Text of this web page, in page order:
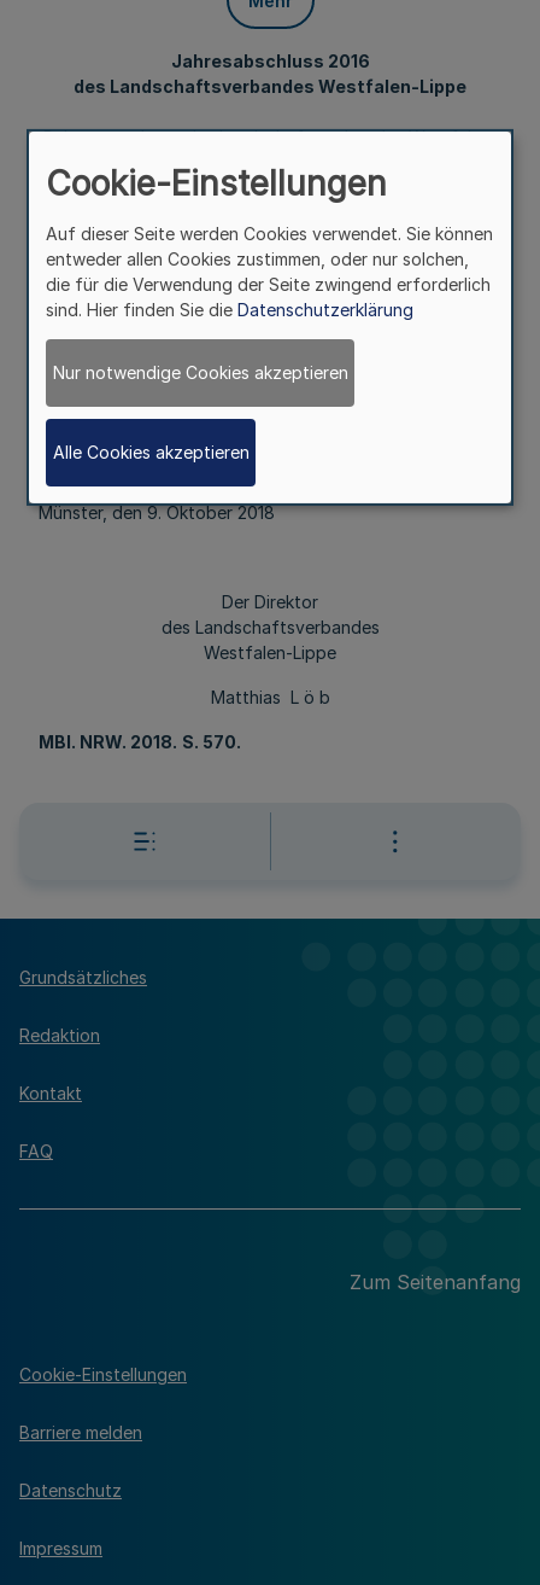
Jahresabschluss 2016
des Landschaftsverbandes Westfalen-Lippe
Bekanntmachung des Landschaftsverbandes Westfalen-
Vom 9. Oktober 2018
Der Beschluss der Landschaftsversammlung Westfalen-
Lippe vom 23. November 2017 über den Jahresabschluss
2016 ist im Internet unter
http://www.lwl.org/LWL/Der_LWL/Organisation/Zahle
bekannt gemacht worden.
Münster, den 9. Oktober 2018
Der Direktor
des Landschaftsverbandes
Westfalen-Lippe
Matthias L ö b
MBl. NRW. 2018. S. 570.
Grundsätzliches
Redaktion
Kontakt
FAQ
Zum Seitenanfang
Cookie-Einstellungen
Barriere melden
Datenschutz
Impressum
Cookie-Einstellungen
Auf dieser Seite werden Cookies verwendet. Sie können
entweder allen Cookies zustimmen, oder nur solchen,
die für die Verwendung der Seite zwingend erforderlich
sind. Hier finden Sie die Datenschutzerklärung
Nur notwendige Cookies akzeptieren
Alle Cookies akzeptieren